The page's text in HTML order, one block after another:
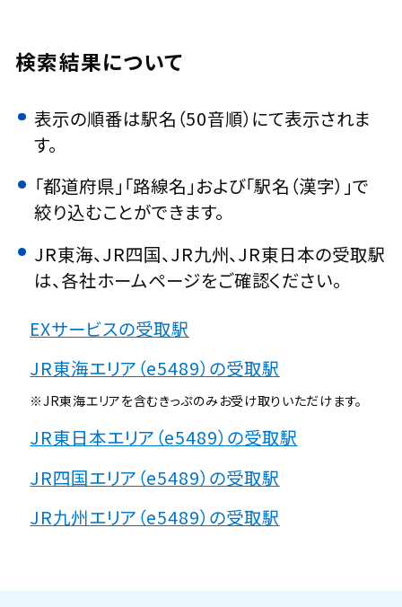
検索結果について
表示の順番は駅名（50音順）にて表示されま
す。
「都道府県」「路線名」および「駅名（漢字）」で
絞り込むことができます。
JR東海、JR四国、JR九州、JR東日本の受取駅
は、各社ホームページをご確認ください。
EXサービスの受取駅
JR東海エリア（e5489）の受取駅
※JR東海エリアを含むきっぷのみお受け取りいただけます。
JR東日本エリア（e5489）の受取駅
JR四国エリア（e5489）の受取駅
JR九州エリア（e5489）の受取駅